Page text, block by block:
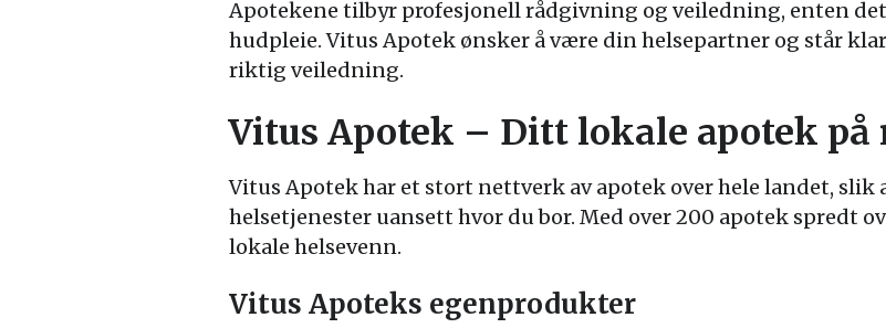
Apotekene tilbyr profesjonell rådgivning og veiledning, enten
hudpleie. Vitus Apotek ønsker å være din helsepartner og står
riktig veiledning.
Vitus Apotek – Ditt lokale apotek på
Vitus Apotek har et stort nettverk av apotek over hele landet,
helsetjenester uansett hvor du bor. Med over 200 apotek spredt
lokale helsevenn.
Vitus Apoteks egenprodukter